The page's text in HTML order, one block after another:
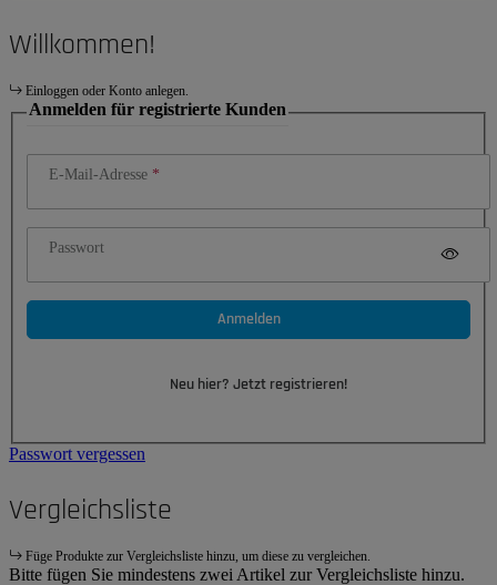
Willkommen!
Einloggen oder Konto anlegen.
Anmelden für registrierte Kunden
E-Mail-Adresse
Passwort
Anmelden
Neu hier? Jetzt registrieren!
Passwort vergessen
Vergleichsliste
Füge Produkte zur Vergleichsliste hinzu, um diese zu vergleichen.
Bitte fügen Sie mindestens zwei Artikel zur Vergleichsliste hinzu.